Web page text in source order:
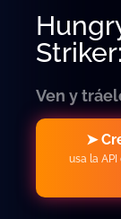
Ven y
➤
usa la